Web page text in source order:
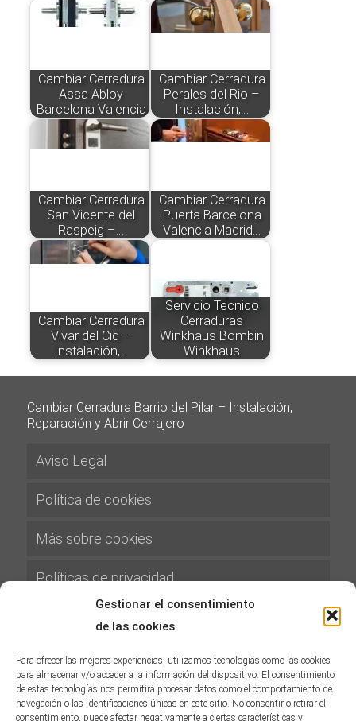
Gestionar el consentimiento
de las cookies
Para ofrecer las mejores experiencias, utilizamos tecnologías como las cookies
para almacenar y/o acceder a la información del dispositivo. El consentimiento
de estas tecnologías nos permitirá procesar datos como el comportamiento de
navegación o las identificaciones únicas en este sitio. No consentir o retirar el
consentimiento, puede afectar negativamente a ciertas características y
Cambiar Cerradura
Assa Abloy
Barcelona Valencia
Cambiar Cerradura
Perales del Rio –
Instalación,…
Cambiar Cerradura
San Vicente del
Raspeig –…
Cambiar Cerradura
Puerta Barcelona
Valencia Madrid…
Cambiar Cerradura
Vivar del Cid –
Instalación,…
Servicio Tecnico
Cerraduras
Winkhaus Bombin
Winkhaus
Cambiar Cerradura Barrio del Pilar – Instalación,
Reparación y Abrir Cerrajero
Aviso Legal
Política de cookies
Más sobre cookies
Políticas de privacidad
Gastos de Envíos
Política de Devoluciones y Reembolsos